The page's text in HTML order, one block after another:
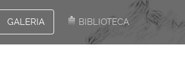
GALERIA BIBLIOTECA